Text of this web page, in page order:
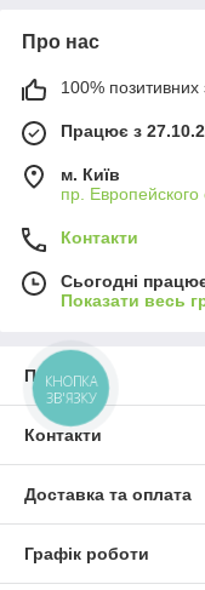
Про нас
100% позитивних
Працює з
м. Київ
пр. Европейского
Контакти
Сьогодні
Показати весь
Про нас
Контакти
Доставка та оплата
Графік роботи
КНОПКА
ЗВ'ЯЗКУ